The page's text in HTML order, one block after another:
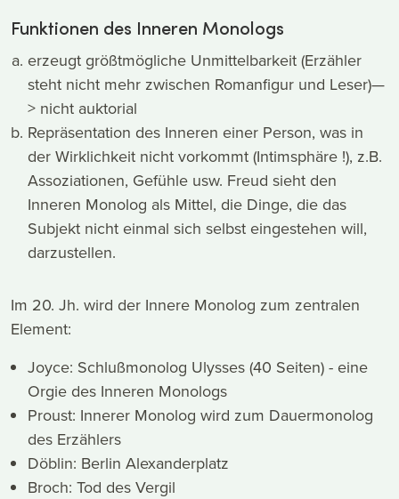
Funktionen des Inneren Monologs
erzeugt größtmögliche Unmittelbarkeit (Erzähler
steht nicht mehr zwischen Romanfigur und Leser)—
> nicht auktorial
Repräsentation des Inneren einer Person, was in
der Wirklichkeit nicht vorkommt (Intimsphäre !), z.B.
Assoziationen, Gefühle usw. Freud sieht den
Inneren Monolog als Mittel, die Dinge, die das
Subjekt nicht einmal sich selbst eingestehen will,
darzustellen.
Im 20. Jh. wird der Innere Monolog zum zentralen
Element:
Joyce: Schlußmonolog Ulysses (40 Seiten) - eine
Orgie des Inneren Monologs
Proust: Innerer Monolog wird zum Dauermonolog
des Erzählers
Döblin: Berlin Alexanderplatz
Broch: Tod des Vergil